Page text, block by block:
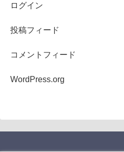
ログイン
投稿フィード
コメントフィード
WordPress.org